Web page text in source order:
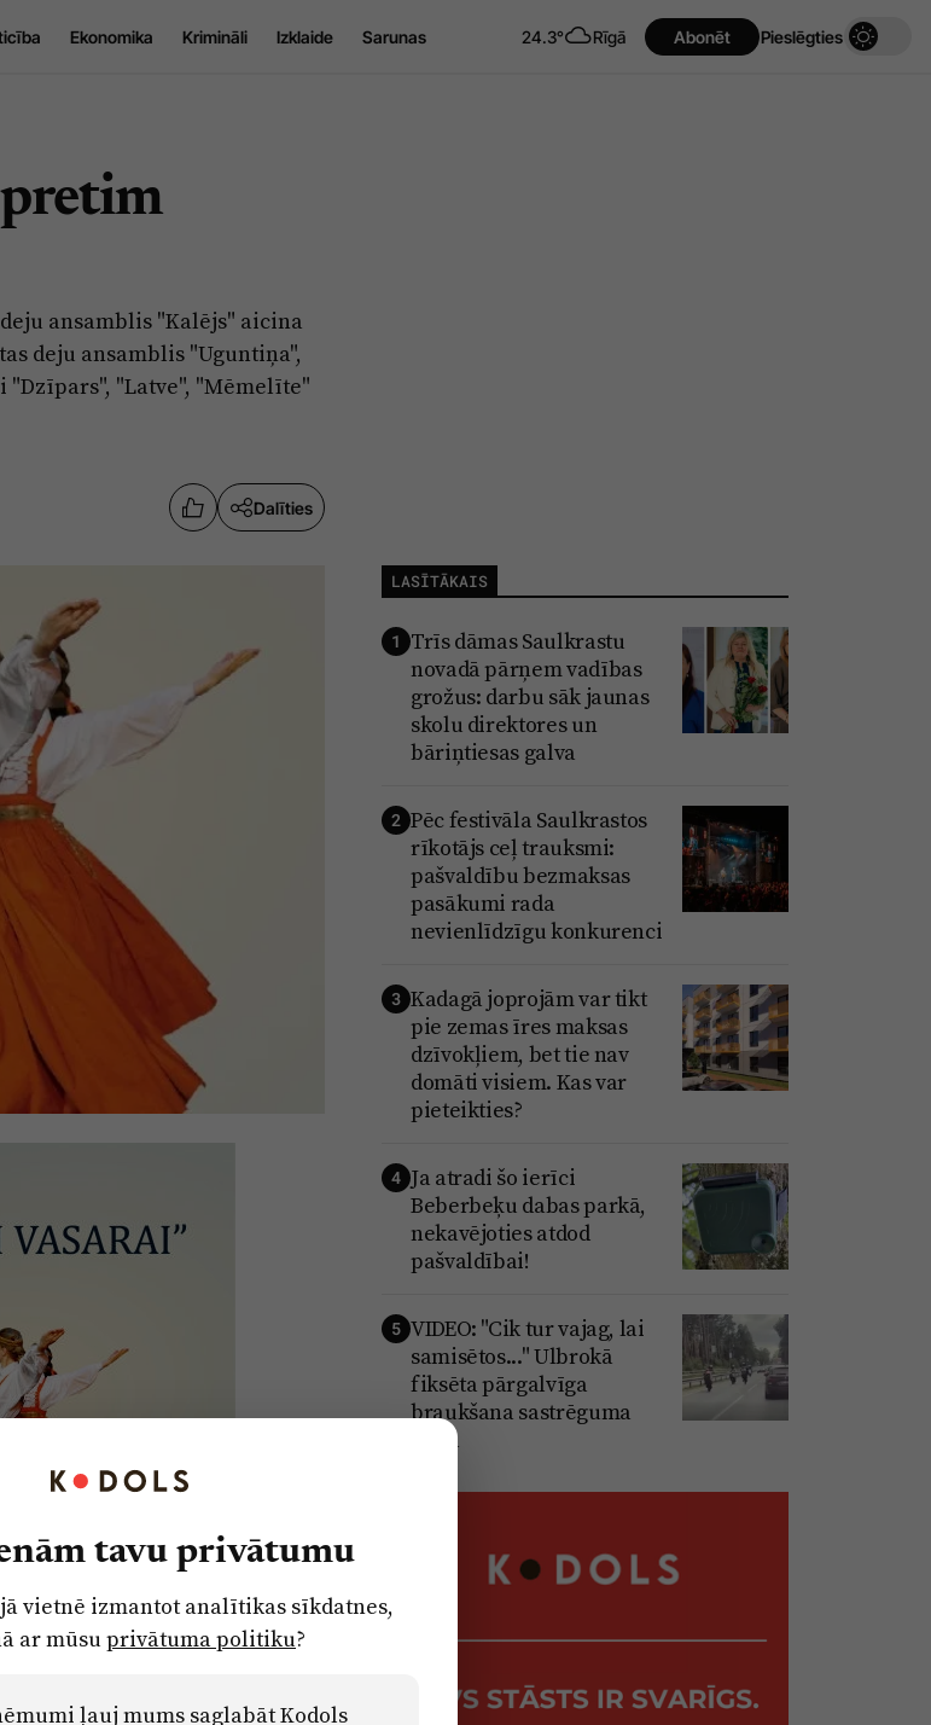
Ekonomika Krimināli Izklaide Sarunas 24.3° Rīgā Abonēt Pieslēgties
ansamblis "Kalējs" aicina
deju ansamblis "Uguntiņa",
"Latve", "Mēmelīte"
Dalīties
LASĪTĀKAIS
1 Trīs dāmas Saulkrastu
novadā pārņem vadības
grožus: darbu sāk jaunas
skolu direktores un
bāriņtiesas galva
2 Pēc festivāla Saulkrastos
rīkotājs ceļ trauksmi:
pašvaldību bezmaksas
pasākumi rada
nevienlīdzīgu konkurenci
3 Kadagā joprojām var tikt
pie zemas īres maksas
dzīvokļiem, bet tie nav
domāti visiem. Kas var
pieteikties?
4 Ja atradi šo ierīci
Beberbeķu dabas parkā,
nekavējoties atdod
pašvaldībai!
5 VIDEO: "Cik tur vajag, lai
samisētos..." Ulbrokā
fiksēta pārgalvīga
braukšana sastrēguma
laikā
tavu privātumu
vietnē izmantot analītikas sīkdatnes,
ar mūsuprivātuma politiku?
ļauj mums saglabāt Kodols